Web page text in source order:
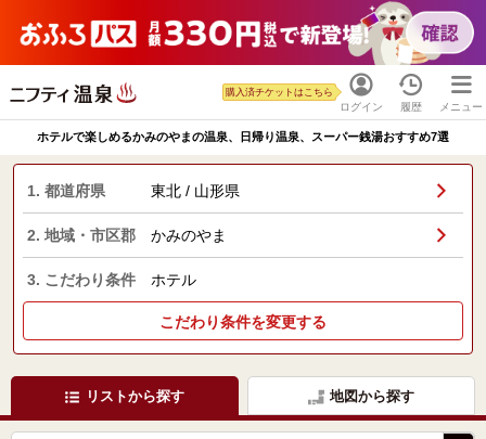
ログイン
購入済チケットはこちら
履歴 メニュー
ホテルで楽しめるかみのやまの温泉、日帰り温泉、スーパー銭湯おすすめ7選
1. 都道府県 東北 / 山形県
2. 地域・市区郡 かみのやま
3. こだわり条件 ホテル
こだわり条件を変更する
リストから探す 地図から探す